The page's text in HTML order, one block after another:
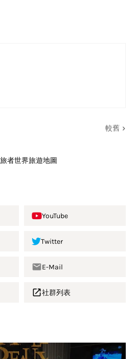
較舊
者世界旅遊地圖
YouTube
Twitter
E-Mail
社群列表